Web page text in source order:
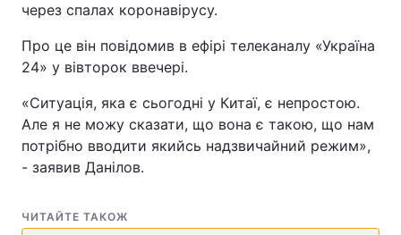
через спалах коронавірусу.
Про це він повідомив в ефірі телеканалу «Україна
24» у вівторок ввечері.
«Ситуація, яка є сьогодні у Китаї, є непростою.
Але я не можу сказати, що вона є такою, що нам
потрібно вводити якийсь надзвичайний режим»,
- заявив Данілов.
ЧИТАЙТЕ ТАКОЖ